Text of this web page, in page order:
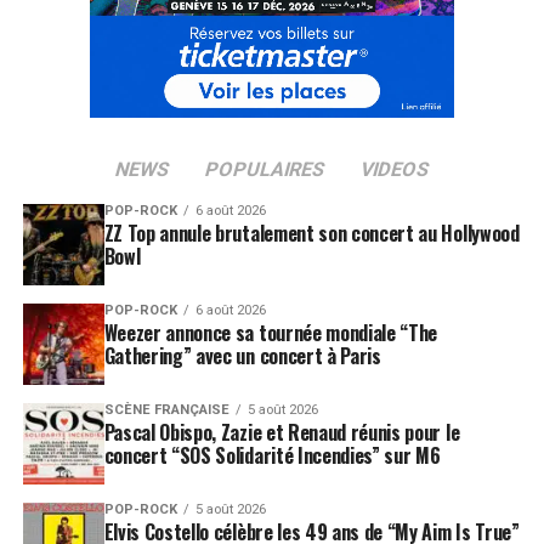
NEWS POPULAIRES VIDEOS
POP-ROCK 6 août 2026
ZZ Top annule brutalement son concert au Hollywood
Bowl
POP-ROCK 6 août 2026
Weezer annonce sa tournée mondiale “The
Gathering” avec un concert à Paris
SCÈNE FRANÇAISE 5 août 2026
Pascal Obispo, Zazie et Renaud réunis pour le
concert “SOS Solidarité Incendies” sur M6
POP-ROCK 5 août 2026
Elvis Costello célèbre les 49 ans de “My Aim Is True”